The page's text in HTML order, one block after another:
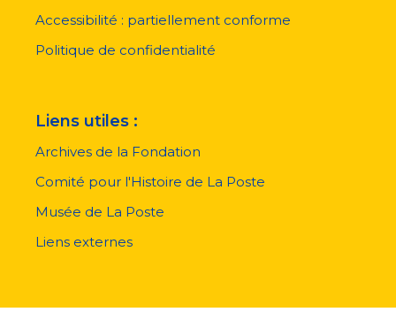
page
Accessibilité : partiellement conforme
Politique de confidentialité
Liens utiles :
Archives de la Fondation
Comité pour l'Histoire de La Poste
Musée de La Poste
Liens externes